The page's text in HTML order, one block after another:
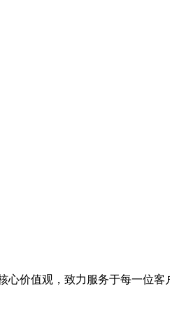
价值观，致力服务于每一位客